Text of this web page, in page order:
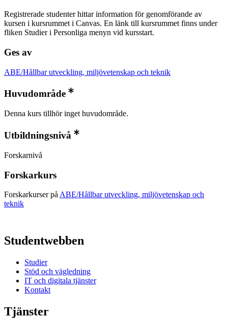
Registrerade studenter hittar information för genomförande av
kursen i kursrummet i Canvas. En länk till kursrummet finns under
fliken Studier i Personliga menyn vid kursstart.
Ges av
ABE/Hållbar utveckling, miljövetenskap och teknik
Huvudområde
Denna kurs tillhör inget huvudområde.
Utbildningsnivå
Forskarnivå
Forskarkurs
Forskarkurser på ABE/Hållbar utveckling, miljövetenskap och
teknik
Studentwebben
Studier
Stöd och vägledning
IT och digitala tjänster
Kontakt
Tjänster